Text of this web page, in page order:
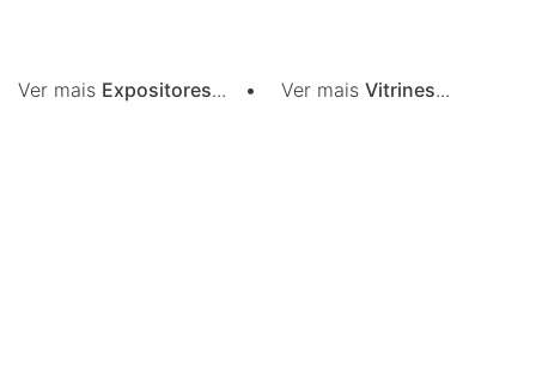
Ver mais Expositores... • Ver mais Vitrines...